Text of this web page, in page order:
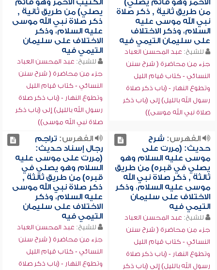
الأحمر وهو قائم يصلي)
من طريق ثانية , ذكر صلاة
نبي الله موسى عليه
السلام، وذكر الاختلاف
على سليمان التيمي فيه
للشيخ: عبد المحسن العباد
جزء من محاضرة ( شرح سنن
النسائي - كتاب قيام الليل
وتطوع النهار - (باب ذكر صلاة
رسول الله بالليل) إلى (باب ذكر
صلاة نبي الله موسى))
الكثيب الأحمر وهو قائم
يصلي) من طريق ثانية ,
ذكر صلاة نبي الله موسى
عليه السلام، وذكر
الاختلاف على سليمان
التيمي فيه
للشيخ: عبد المحسن العباد
جزء من محاضرة ( شرح سنن
النسائي - كتاب قيام الليل
وتطوع النهار - (باب ذكر صلاة
رسول الله بالليل) إلى (باب ذكر
صلاة نبي الله موسى))
الفهرس: شرح
حديث: (مررت على
موسى عليه السلام وهو
يصلي في قبره) من طريق
ثالثة , ذكر صلاة نبي الله
موسى عليه السلام، وذكر
الاختلاف على سليمان
التيمي فيه
للشيخ: عبد المحسن العباد
جزء من محاضرة ( شرح سنن
النسائي - كتاب قيام الليل
وتطوع النهار - (باب ذكر صلاة
رسول الله بالليل) إلى (باب ذكر
الفهرس: تراجم
رجال إسناد حديث:
(مررت على موسى عليه
السلام وهو يصلي في
قبره) من طريق ثالثة ,
ذكر صلاة نبي الله موسى
عليه السلام، وذكر
الاختلاف على سليمان
التيمي فيه
للشيخ: عبد المحسن العباد
جزء من محاضرة ( شرح سنن
النسائي - كتاب قيام الليل
وتطوع النهار - (باب ذكر صلاة